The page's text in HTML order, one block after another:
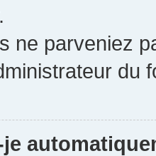
ne parveniez
du